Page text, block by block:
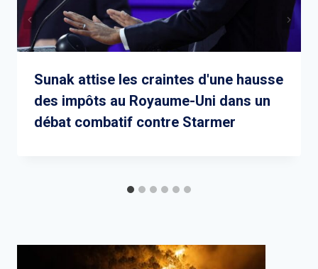
Sunak attise les craintes d'une hausse
des impôts au Royaume-Uni dans un
débat combatif contre Starmer